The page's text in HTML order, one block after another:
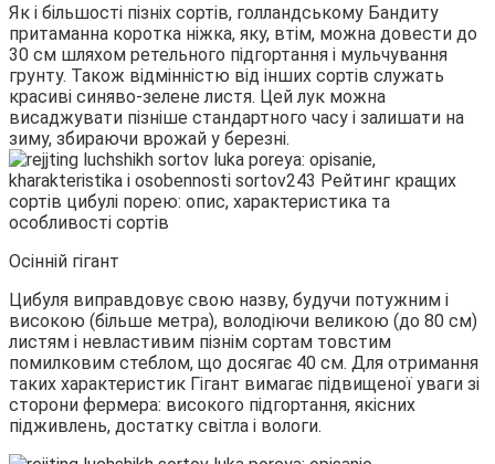
Як і більшості пізніх сортів, голландському Бандиту
притаманна коротка ніжка, яку, втім, можна довести до
30 см шляхом ретельного підгортання і мульчування
грунту. Також відмінністю від інших сортів служать
красиві синяво-зелене листя. Цей лук можна
висаджувати пізніше стандартного часу і залишати на
зиму, збираючи врожай у березні.
Осінній гігант
Цибуля виправдовує свою назву, будучи потужним і
високою (більше метра), володіючи великою (до 80 см)
листям і невластивим пізнім сортам товстим
помилковим стеблом, що досягає 40 см. Для отримання
таких характеристик Гігант вимагає підвищеної уваги зі
сторони фермера: високого підгортання, якісних
підживлень, достатку світла і вологи.